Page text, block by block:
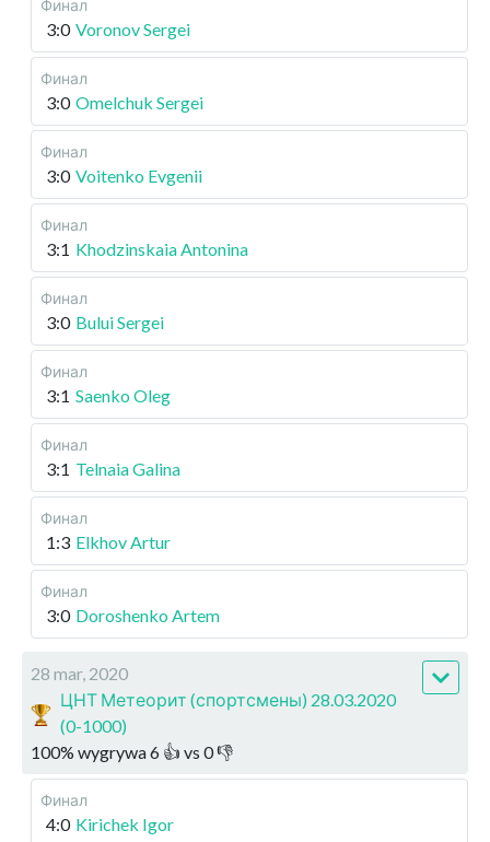
Финал
3:0 Voronov Sergei
Финал
3:0 Omelchuk Sergei
Финал
3:0 Voitenko Evgenii
Финал
3:1 Khodzinskaia Antonina
Финал
3:0 Bului Sergei
Финал
3:1 Saenko Oleg
Финал
3:1 Telnaia Galina
Финал
1:3 Elkhov Artur
Финал
3:0 Doroshenko Artem
28 mar, 2020
ЦНТ Метеорит (спортсмены) 28.03.2020
(0-1000)
100% wygrywa6 👍 vs 0👎
Финал
4:0 Kirichek Igor